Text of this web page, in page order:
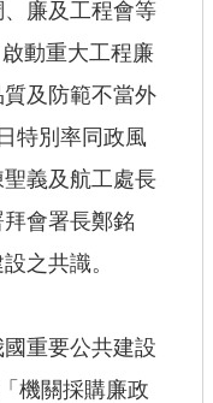
廉及工程會等
動重大工程廉
及防範不當外
特別率同政風
義及航工處長
會署長鄭銘
之共識。
重要公共建設
機關採購廉政